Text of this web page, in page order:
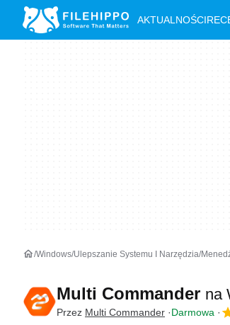
AKTUALNOŚCI
Windows Ulepszanie Systemu I Narzędzia
Multi Commander na
Przez Multi Commander Darmowa